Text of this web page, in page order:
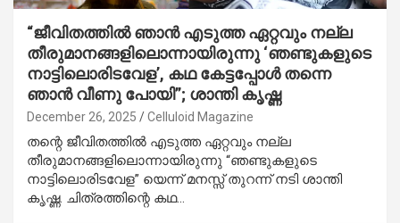
“ജീവിതത്തിൽ ഞാൻ എടുത്ത ഏറ്റവും നല്ല
തീരുമാനങ്ങളിലൊന്നായിരുന്നു ‘ഞണ്ടുകളുടെ
നാട്ടിലൊരിടവേള’, കഥ കേട്ടപ്പോൾ തന്നെ
ഞാൻ വീണു പോയി”; ശാന്തി കൃഷ്ണ
December 26, 2025 Celluloid Magazine
തന്റെ ജീവിതത്തിൽ എടുത്ത ഏറ്റവും നല്ല
തീരുമാനങ്ങളിലൊന്നായിരുന്നു “ഞണ്ടുകളുടെ
നാട്ടിലൊരിടവേള” യെന്ന് മനസ്സ് തുറന്ന് നടി ശാന്തി
കൃഷ്ണ. ചിത്രത്തിന്റെ കഥ…